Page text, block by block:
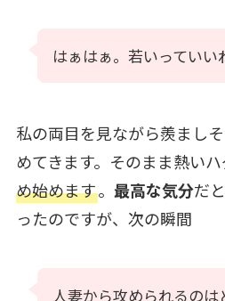
はぁはぁ。若いっていい
私の両目を見ながら羨まし
めてきます。そのまま熱い
め始めます。 最高な気分だ
ったのですが、次の瞬間
人妻から攻められるのは